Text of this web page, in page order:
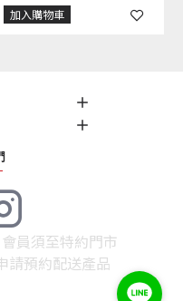
加入購物車
員須至特約門市
請預約配送產品